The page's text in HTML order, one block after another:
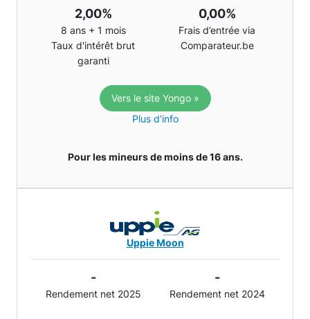
2,00%
8 ans + 1 mois
Taux d'intérêt brut
garanti
0,00%
Frais d’entrée via
Comparateur.be
Vers le site Yongo »
Plus d’info
Pour les mineurs de moins de 16 ans.
Uppie Moon
-
Rendement net 2025
-
Rendement net 2024